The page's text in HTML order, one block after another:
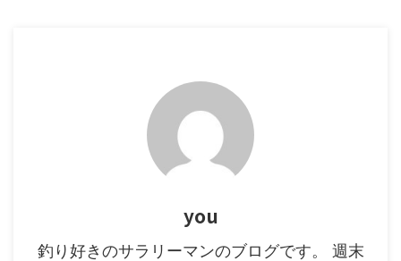
you
釣り好きのサラリーマンのブログです。 週末